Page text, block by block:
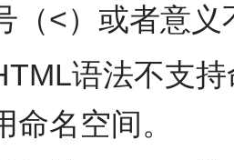
（<）或者意义
语法不支
命名空间。